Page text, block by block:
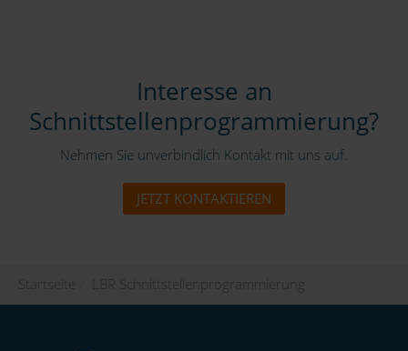
Interesse an
Schnittstellenprogrammierung?
Nehmen Sie unverbindlich Kontakt mit uns auf.
JETZT KONTAKTIEREN
Startseite LBR Schnittstellenprogrammierung